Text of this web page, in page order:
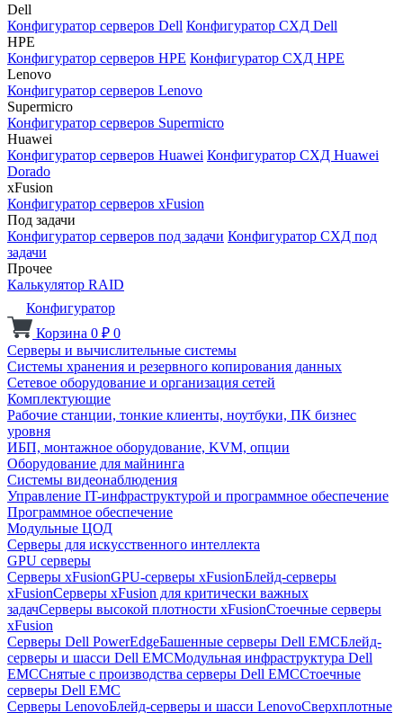
Dell
Конфигуратор серверов Dell Конфигуратор СХД Dell
HPE
Конфигуратор серверов HPE Конфигуратор СХД HPE
Lenovo
Конфигуратор серверов Lenovo
Supermicro
Конфигуратор серверов Supermicro
Huawei
Конфигуратор серверов Huawei Конфигуратор СХД Huawei
Dorado
xFusion
Конфигуратор серверов xFusion
Под задачи
Конфигуратор серверов под задачи Конфигуратор СХД под
задачи
Прочее
Калькулятор RAID
Конфигуратор
Корзина 0 ₽ 0
Серверы и вычислительные системы
Системы хранения и резервного копирования данных
Сетевое оборудование и организация сетей
Комплектующие
Рабочие станции, тонкие клиенты, ноутбуки, ПК бизнес
уровня
ИБП, монтажное оборудование, KVM, опции
Оборудование для майнинга
Системы видеонаблюдения
Управление IT-инфраструктурой и программное обеспечение
Программное обеспечение
Модульные ЦОД
Серверы для искусственного интеллекта
GPU серверы
Серверы xFusionGPU-серверы xFusionБлейд-серверы
xFusionСерверы xFusion для критически важных
задачСерверы высокой плотности xFusionСтоечные серверы
xFusion
Серверы Dell PowerEdgeБашенные серверы Dell EMCБлейд-
серверы и шасси Dell EMCМодульная инфраструктура Dell
EMCСнятые с производства серверы Dell EMCСтоечные
серверы Dell EMC
Серверы LenovoБлейд-серверы и шасси LenovoСверхплотные